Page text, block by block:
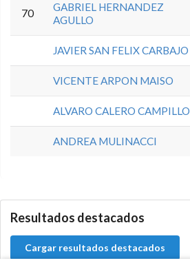
70
GABRIEL HERNANDEZ
AGULLO
JAVIER SAN FELIX CARBAJO
VICENTE ARPON MAISO
ALVARO CALERO CAMPILLO
ANDREA MULINACCI
Resultados destacados
Cargar resultados destacados